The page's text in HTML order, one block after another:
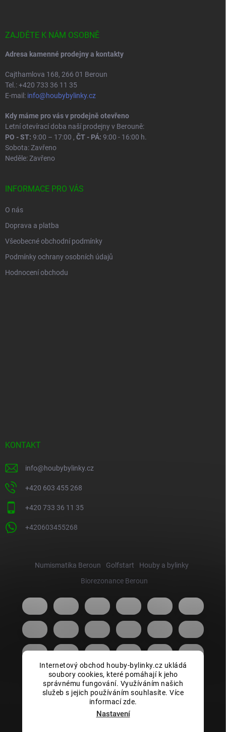
Internetový obchod houby-bylinky.cz ukládá
soubory cookies, které pomáhají k jeho
správnému fungování. Využíváním našich
služeb s jejich používáním souhlasíte. Více
informací zde.
Nastavení
ZAJDĚTE K NÁM OSOBNĚ
Adresa kamenné prodejny a kontakty
Cajthamlova 168, 266 01 Beroun
Tel.: +420 733 36 11 35
E-mail: info@houbybylinky.cz
Kdy máme pro vás v prodejně otevřeno
Letní otevírací doba naší prodejny v Berouně:
PO - ST: 9:00 – 17:00 , ČT - PÁ: 9:00 - 16:00 h.
Sobota: Zavřeno
Neděle: Zavřeno
INFORMACE PRO VÁS
O nás
Doprava a platba
Všeobecné obchodní podmínky
Podmínky ochrany osobních údajů
Hodnocení obchodu
KONTAKT
info@houbybylinky.cz
+420 603 455 268
+420 733 36 11 35
+420603455268
Numismatika Beroun Golfstart
Houby a bylinky
Biorezonance Beroun